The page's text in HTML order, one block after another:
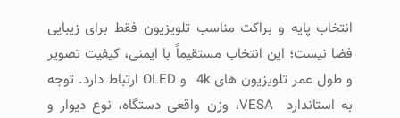
انتخاب پایه و براکت مناسب تلویزیون فقط برای زیبایی
فضا نیست؛ این انتخاب مستقیماً با ایمنی، کیفیت تصویر
و طول عمر تلویزیون ‌های 4k و OLED ارتباط دارد. توجه
به استاندارد VESA، وزن واقعی دستگاه، نوع دیوار و